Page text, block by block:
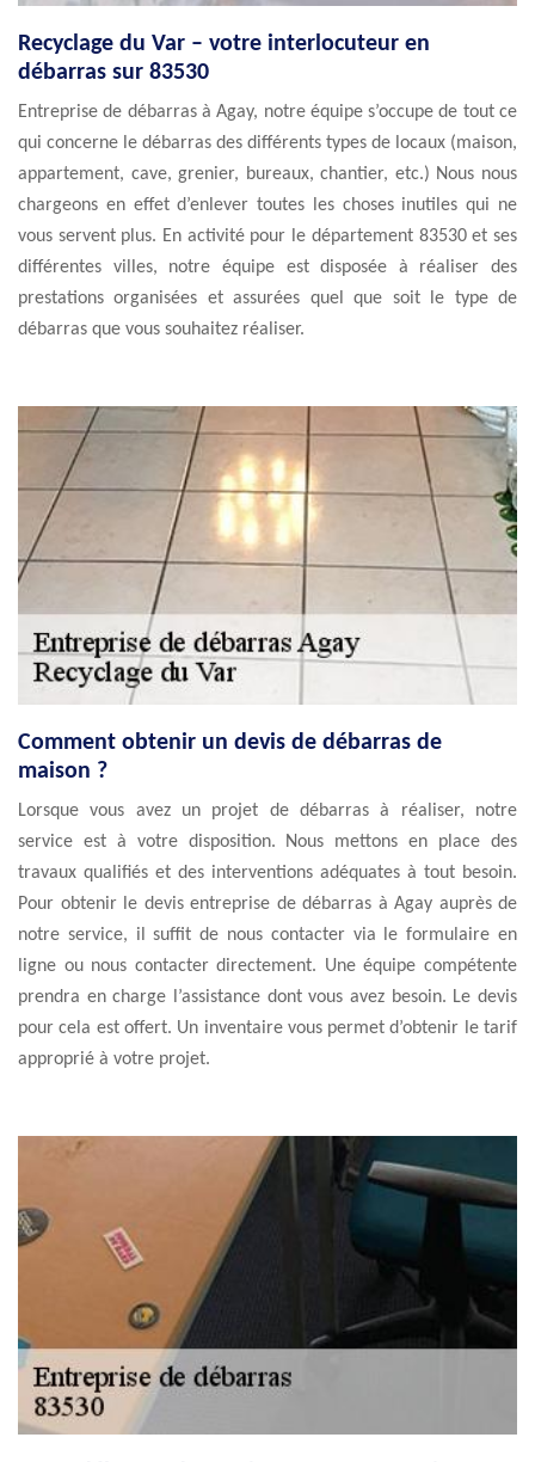
Recyclage du Var – votre interlocuteur en
débarras sur 83530
Entreprise de débarras à Agay, notre équipe s’occupe de tout ce
qui concerne le débarras des différents types de locaux (maison,
appartement, cave, grenier, bureaux, chantier, etc.) Nous nous
chargeons en effet d’enlever toutes les choses inutiles qui ne
vous servent plus. En activité pour le département 83530 et ses
différentes villes, notre équipe est disposée à réaliser des
prestations organisées et assurées quel que soit le type de
débarras que vous souhaitez réaliser.
Comment obtenir un devis de débarras de
maison ?
Lorsque vous avez un projet de débarras à réaliser, notre
service est à votre disposition. Nous mettons en place des
travaux qualifiés et des interventions adéquates à tout besoin.
Pour obtenir le devis entreprise de débarras à Agay auprès de
notre service, il suffit de nous contacter via le formulaire en
ligne ou nous contacter directement. Une équipe compétente
prendra en charge l’assistance dont vous avez besoin. Le devis
pour cela est offert. Un inventaire vous permet d’obtenir le tarif
approprié à votre projet.